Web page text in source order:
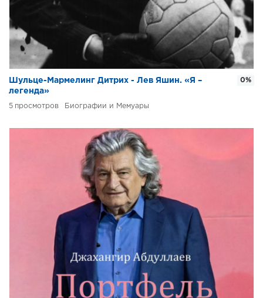
Шульце-Мармелинг Дитрих - Лев Яшин. «Я –
легенда»
5 Биографии и Мемуары
0%